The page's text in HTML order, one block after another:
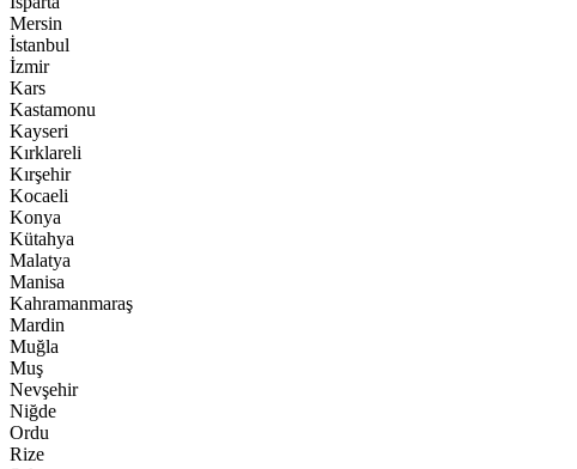
Mersin
İstanbul
İzmir
Kars
Kastamonu
Kayseri
Kırklareli
Kırşehir
Kocaeli
Konya
Kütahya
Malatya
Manisa
Kahramanmaraş
Mardin
Muğla
Muş
Nevşehir
Niğde
Ordu
Rize